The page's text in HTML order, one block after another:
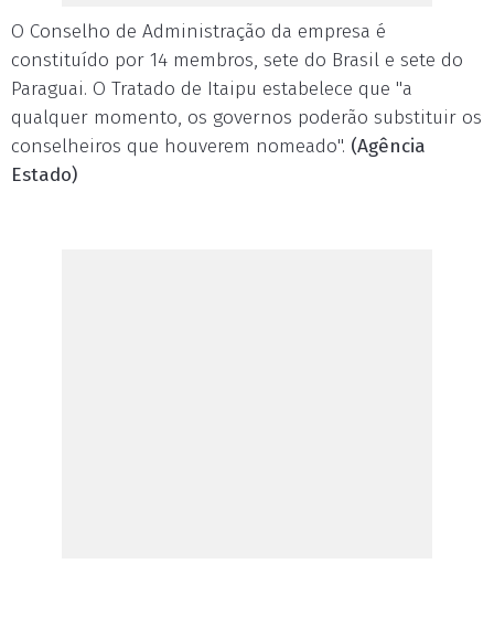
O Conselho de Administração da empresa é
constituído por 14 membros, sete do Brasil e sete do
Paraguai. O Tratado de Itaipu estabelece que "a
qualquer momento, os governos poderão substituir os
conselheiros que houverem nomeado". (Agência
Estado)